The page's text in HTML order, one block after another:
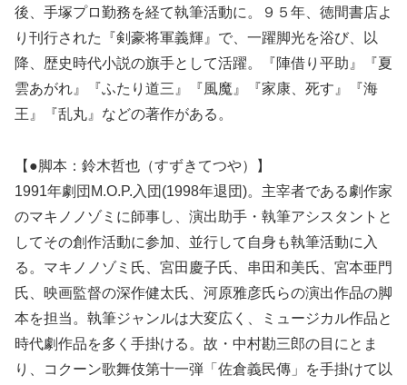
後、手塚プロ勤務を経て執筆活動に。９５年、徳間書店よ
り刊行された『剣豪将軍義輝』で、一躍脚光を浴び、以
降、歴史時代小説の旗手として活躍。『陣借り平助』『夏
雲あがれ』『ふたり道三』『風魔』『家康、死す』『海
王』『乱丸』などの著作がある。
【●脚本：鈴木哲也（すずきてつや）】
1991年劇団M.O.P.入団(1998年退団)。主宰者である劇作家
のマキノノゾミに師事し、演出助手・執筆アシスタントと
してその創作活動に参加、並行して自身も執筆活動に入
る。マキノノゾミ氏、宮田慶子氏、串田和美氏、宮本亜門
氏、映画監督の深作健太氏、河原雅彦氏らの演出作品の脚
本を担当。執筆ジャンルは大変広く、ミュージカル作品と
時代劇作品を多く手掛ける。故・中村勘三郎の目にとま
り、コクーン歌舞伎第十一弾「佐倉義民傳」を手掛けて以